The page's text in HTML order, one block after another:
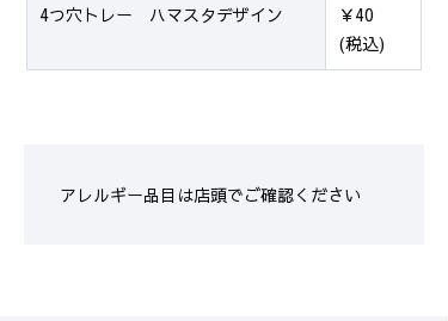
4つ穴トレー ハマスタデザイン
￥40
(税込)
アレルギー品目は店頭でご確認ください